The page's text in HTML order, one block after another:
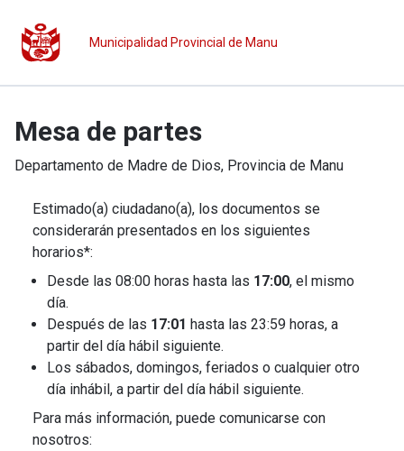
Municipalidad Provincial de Manu
Mesa de partes
Departamento de Madre de Dios, Provincia de Manu
Estimado(a) ciudadano(a), los documentos se
considerarán presentados en los siguientes
horarios*:
Desde las 08:00 horas hasta las 17:00, el mismo
día.
Después de las 17:01 hasta las 23:59 horas, a
partir del día hábil siguiente.
Los sábados, domingos, feriados o cualquier otro
día inhábil, a partir del día hábil siguiente.
Para más información, puede comunicarse con
nosotros: